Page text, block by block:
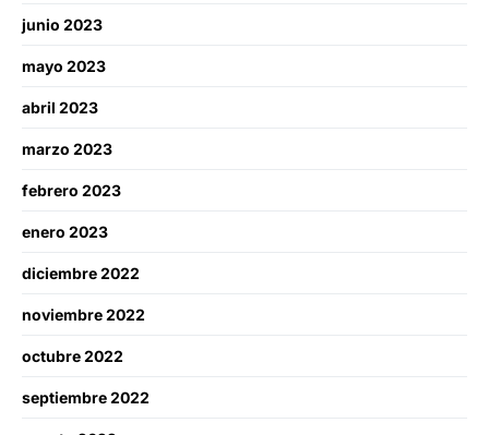
junio 2023
mayo 2023
abril 2023
marzo 2023
febrero 2023
enero 2023
diciembre 2022
noviembre 2022
octubre 2022
septiembre 2022